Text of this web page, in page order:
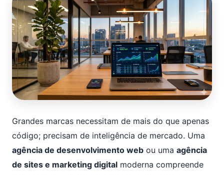
Grandes marcas necessitam de mais do que apenas
código; precisam de inteligência de mercado. Uma
agência de desenvolvimento web ou uma agência
de sites e marketing digital moderna compreende